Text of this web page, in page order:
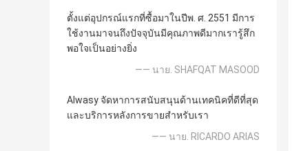
ตั้งแต่อุปกรณ์แรกที่ซื้อมาในปีพ. ศ. 2551 มีการ
ใช้งานมาจนถึงปัจจุบันมีคุณภาพดีมากเรารู้สึก
พอใจเป็นอย่างยิ่ง
—— นาย. SHAFQAT MASOOD
Alwasy จัดหาการสนับสนุนด้านเทคนิคที่ดีที่สุด
และบริการหลังการขายสำหรับเรา
—— นาย. RICARDO ARIAS